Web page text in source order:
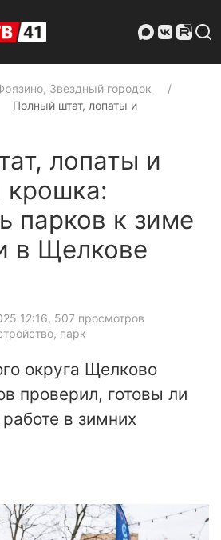
Звездный городок
Полный штат, лопаты и
лопаты и
крошка:
парков к зиме
в Щелкове
12:16, 507 просмотров
парк
округа Щелково
проверил, готовы ли
в зимних